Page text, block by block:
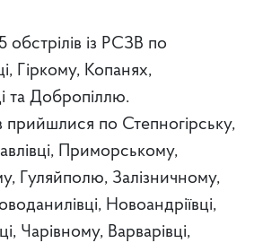
обстрілів із РСЗВ по
Гіркому, Копанях,
та Добропіллю.
прийшлися по Степногірську,
Приморському,
Гуляйполю, Залізничному,
Новоандріївці,
Чарівному, Варварівці,